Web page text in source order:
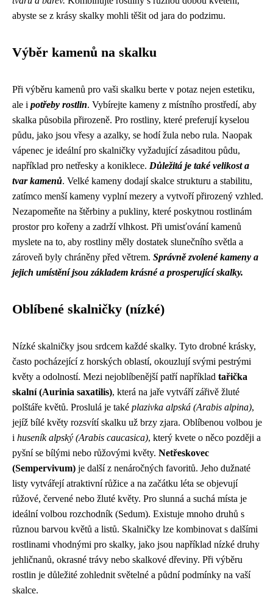
abyste se z krásy skalky mohli těšit od jara do podzimu.
Výběr kamenů na skalku
Při výběru kamenů pro vaši skalku berte v potaz nejen estetiku,
ale i potřeby rostlin. Vybírejte kameny z místního prostředí, aby
skalka působila přirozeně. Pro rostliny, které preferují kyselou
půdu, jako jsou vřesy a azalky, se hodí žula nebo rula. Naopak
vápenec je ideální pro skalničky vyžadující zásaditou půdu,
například pro netřesky a koniklece. Důležitá je také velikost a
tvar kamenů. Velké kameny dodají skalce strukturu a stabilitu,
zatímco menší kameny vyplní mezery a vytvoří přirozený vzhled.
Nezapomeňte na štěrbiny a pukliny, které poskytnou rostlinám
prostor pro kořeny a zadrží vlhkost. Při umisťování kamenů
myslete na to, aby rostliny měly dostatek slunečního světla a
zároveň byly chráněny před větrem. Správně zvolené kameny a
jejich umístění jsou základem krásné a prosperující skalky.
Oblíbené skalničky (nízké)
Nízké skalničky jsou srdcem každé skalky. Tyto drobné krásky,
často pocházející z horských oblastí, okouzlují svými pestrými
květy a odolností. Mezi nejoblíbenější patří například tařička
skalní (Aurinia saxatilis), která na jaře vytváří zářivě žluté
polštáře květů. Proslulá je také plazivka alpská (Arabis alpina),
jejíž bílé květy rozsvítí skalku už brzy zjara. Oblíbenou volbou je
i huseník alpský (Arabis caucasica), který kvete o něco později a
pyšní se bílými nebo růžovými květy. Netřeskovec
(Sempervivum) je další z nenáročných favoritů. Jeho dužnaté
listy vytvářejí atraktivní růžice a na začátku léta se objevují
růžové, červené nebo žluté květy. Pro slunná a suchá místa je
ideální volbou rozchodník (Sedum). Existuje mnoho druhů s
různou barvou květů a listů. Skalničky lze kombinovat s dalšími
rostlinami vhodnými pro skalky, jako jsou například nízké druhy
jehličnanů, okrasné trávy nebo skalkové dřeviny. Při výběru
rostlin je důležité zohlednit světelné a půdní podmínky na vaší
skalce.